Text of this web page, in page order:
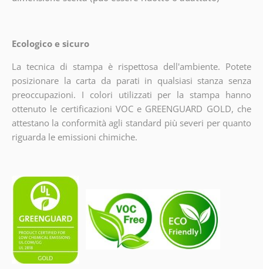
Ecologico e sicuro
La tecnica di stampa è rispettosa dell'ambiente. Potete
posizionare la carta da parati in qualsiasi stanza senza
preoccupazioni. I colori utilizzati per la stampa hanno
ottenuto le certificazioni VOC e GREENGUARD GOLD, che
attestano la conformità agli standard più severi per quanto
riguarda le emissioni chimiche.